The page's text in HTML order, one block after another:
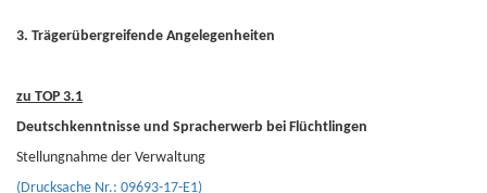
3. Trägerübergreifende Angelegenheiten
zu TOP 3.1
Deutschkenntnisse und Spracherwerb bei Flüchtlingen
Stellungnahme der Verwaltung
(Drucksache Nr.: 09693-17-E1)